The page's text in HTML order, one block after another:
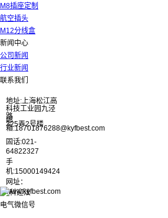
M8插座定制
航空插头
M12分线盒
新闻中心
公司新闻
行业新闻
联系我们
地址:上海松江高
科技工业园九泾
路
325弄2号楼
邮
箱:18701876288@kyfbest.com
固话:021-
64822327
手
机:15000149424
网址：
www.kyfbest.com